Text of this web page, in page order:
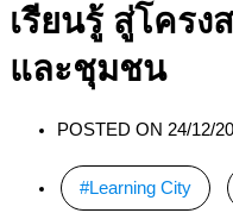
เรียนรู้ สู่โครง
และชุมชน
POSTED ON 24/12/
Learning City